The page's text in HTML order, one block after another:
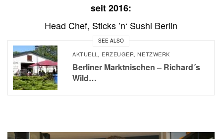
seit 2016:
Head Chef, Sticks ’n‘ Sushi Berlin
SEE ALSO
AKTUELL, ERZEUGER,NETZWERK
Berliner Marktnischen – Richard´s
Wild…